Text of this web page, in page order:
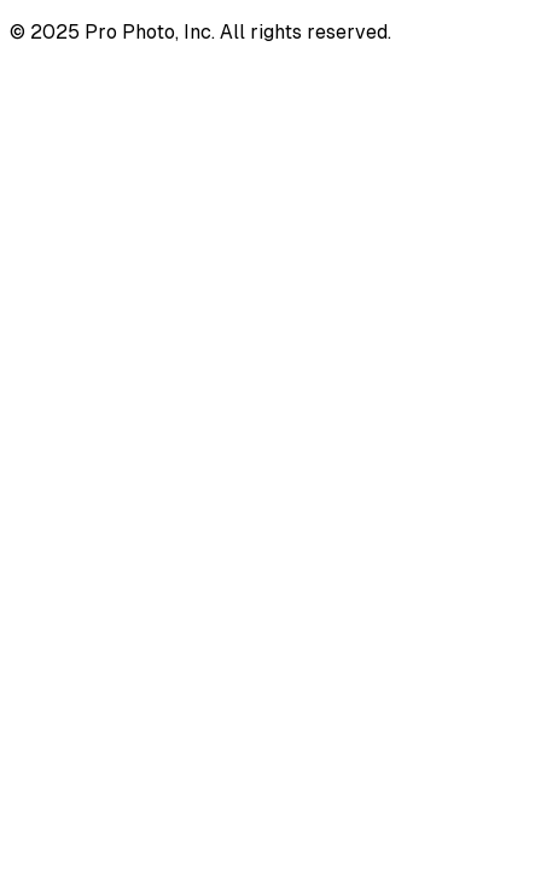
© 2025 Pro Photo, Inc. All rights reserved.